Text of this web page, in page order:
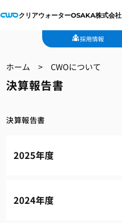
クリアウォーターOSAKA株式会社
採用情報
ホーム > CWOについて
決算報告書
決算報告書
2025年度
2024年度